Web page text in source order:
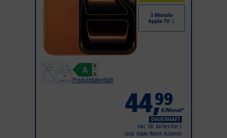
Produktdatenblatt
44,99
€/Monat*
DAUERHAFT
Inkl. 1&1 All-Net-Flat S
(zzgl. Apple Watch Aufpreis)